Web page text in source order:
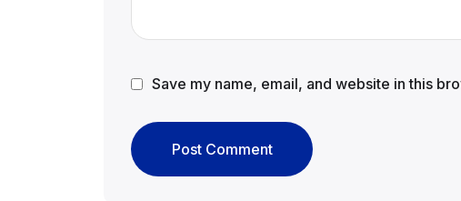
Save my name, email, and website in this